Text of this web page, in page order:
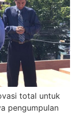
total untuk
pengumpulan